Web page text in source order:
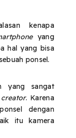
kenapa
yang
hal yang bisa
ponsel.
yang sangat
. Karena
dengan
itu kamera